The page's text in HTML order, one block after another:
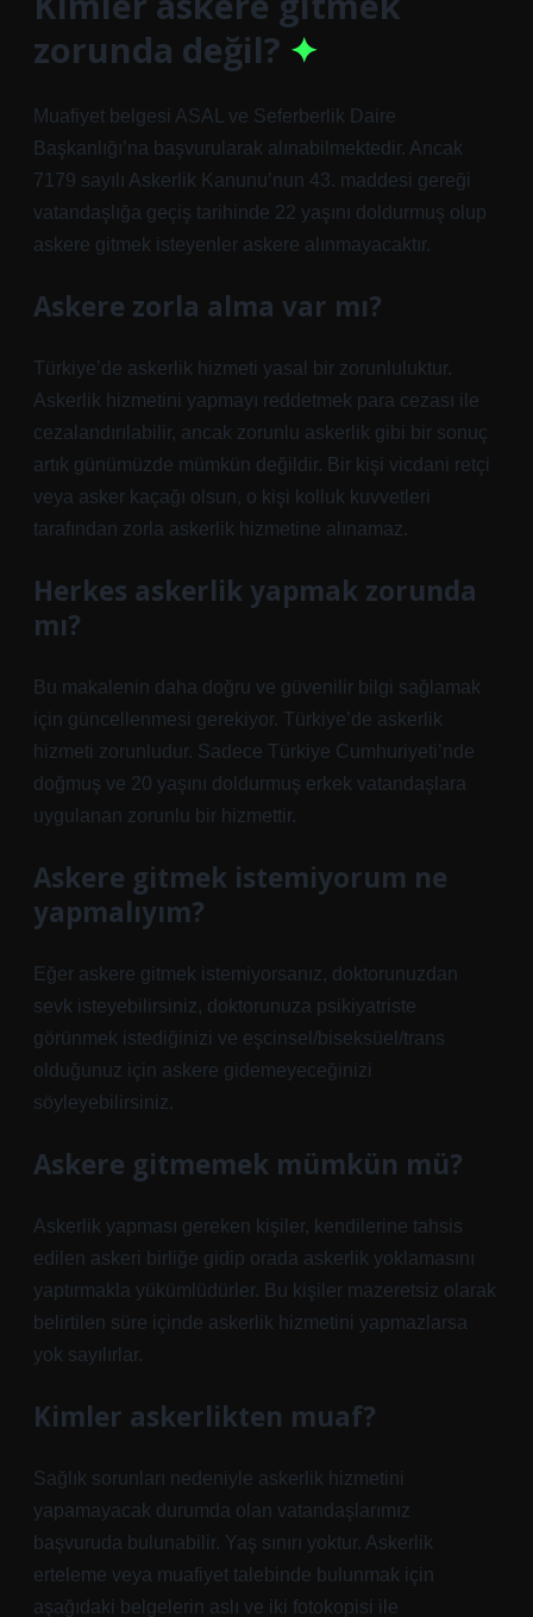
zorunda değil?
Muafiyet belgesi ASAL ve Seferberlik Daire
Başkanlığı’na başvurularak alınabilmektedir. Ancak
7179 sayılı Askerlik Kanunu’nun 43. maddesi gereği
vatandaşlığa geçiş tarihinde 22 yaşını doldurmuş olup
askere gitmek isteyenler askere alınmayacaktır.
Askere zorla alma var mı?
Türkiye’de askerlik hizmeti yasal bir zorunluluktur.
Askerlik hizmetini yapmayı reddetmek para cezası ile
cezalandırılabilir, ancak zorunlu askerlik gibi bir sonuç
artık günümüzde mümkün değildir. Bir kişi vicdani retçi
veya asker kaçağı olsun, o kişi kolluk kuvvetleri
tarafından zorla askerlik hizmetine alınamaz.
Herkes askerlik yapmak zorunda
mı?
Bu makalenin daha doğru ve güvenilir bilgi sağlamak
için güncellenmesi gerekiyor. Türkiye’de askerlik
hizmeti zorunludur. Sadece Türkiye Cumhuriyeti’nde
doğmuş ve 20 yaşını doldurmuş erkek vatandaşlara
uygulanan zorunlu bir hizmettir.
Askere gitmek istemiyorum ne
yapmalıyım?
Eğer askere gitmek istemiyorsanız, doktorunuzdan
sevk isteyebilirsiniz, doktorunuza psikiyatriste
görünmek istediğinizi ve eşcinsel/biseksüel/trans
olduğunuz için askere gidemeyeceğinizi
söyleyebilirsiniz.
Askere gitmemek mümkün mü?
Askerlik yapması gereken kişiler, kendilerine tahsis
edilen askeri birliğe gidip orada askerlik yoklamasını
yaptırmakla yükümlüdürler. Bu kişiler mazeretsiz olarak
belirtilen süre içinde askerlik hizmetini yapmazlarsa
yok sayılırlar.
Kimler askerlikten muaf?
Sağlık sorunları nedeniyle askerlik hizmetini
yapamayacak durumda olan vatandaşlarımız
başvuruda bulunabilir. Yaş sınırı yoktur. Askerlik
erteleme veya muafiyet talebinde bulunmak için
aşağıdaki belgelerin aslı ve iki fotokopisi ile